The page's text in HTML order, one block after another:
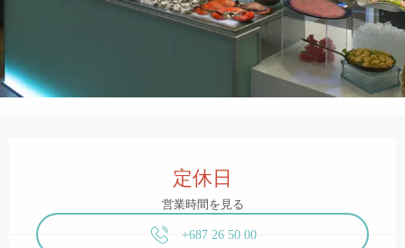
定休日
営業時間を見る
+687 26 50 00